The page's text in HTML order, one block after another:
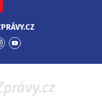
Přejít
YouTube